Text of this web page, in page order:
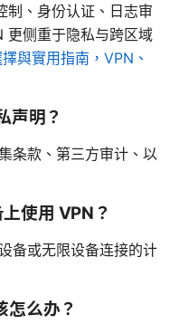
制、身份认证、日志审
更侧重于隐私与跨区域
與實用指南，VPN、
声明？
条款、第三方审计、以
使用 VPN？
备或无限设备连接的计
怎么办？